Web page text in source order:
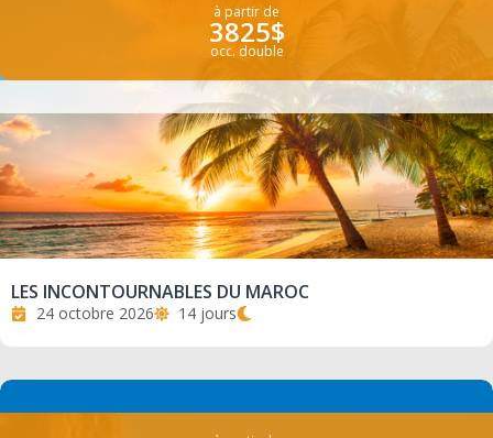
à partir de
3825$
occ. double
LES INCONTOURNABLES DU MAROC
24 octobre 2026 14 jours